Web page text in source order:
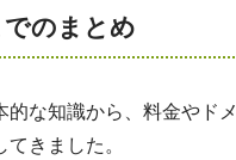
のまとめ
的な知識から、料金やド
きました。